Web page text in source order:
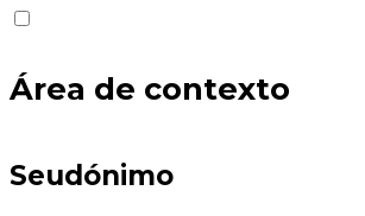
Área de contexto
Seudónimo